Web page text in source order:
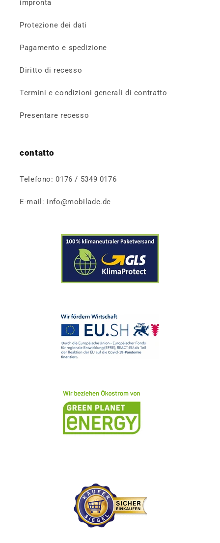
impronta
Protezione dei dati
Pagamento e spedizione
Diritto di recesso
Termini e condizioni generali di contratto
Presentare recesso
contatto
Telefono: 0176 / 5349 0176
E-mail: info@mobilade.de